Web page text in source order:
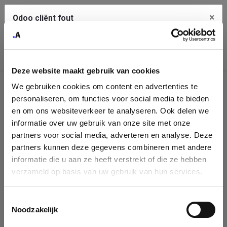
Deze website maakt gebruik van cookies
We gebruiken cookies om content en advertenties te
personaliseren, om functies voor social media te bieden
en om ons websiteverkeer te analyseren. Ook delen we
informatie over uw gebruik van onze site met onze
partners voor social media, adverteren en analyse. Deze
partners kunnen deze gegevens combineren met andere
informatie die u aan ze heeft verstrekt of die ze hebben
verzameld op basis van uw gebruik van hun services.
Noodzakelijk
Identificatie
onderneming
Please fill in your company details
You can search a company in our database by name, VAT or
enterprise ID. When a company is selected it will auto-complete the
form. If you don't find your company in our database, you can create
Odoo cliënt fout ×
klembord
Je dient de kopieer knop te gebruiken om de fout te melden
aan support.
Bekijk details